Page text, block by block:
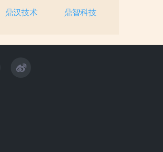
鼎汉技术 鼎智科技